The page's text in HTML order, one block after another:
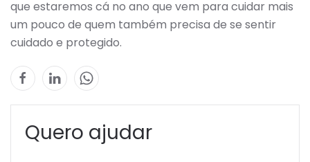
que estaremos cá no ano que vem para cuidar mais
um pouco de quem também precisa de se sentir
cuidado e protegido.
Quero ajudar